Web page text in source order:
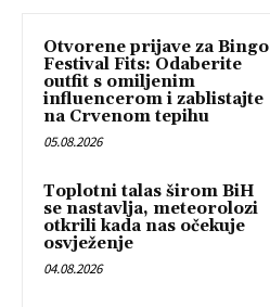
Otvorene prijave za Bingo
Festival Fits: Odaberite
outfit s omiljenim
influencerom i zablistajte
na Crvenom tepihu
05.08.2026
Toplotni talas širom BiH
se nastavlja, meteorolozi
otkrili kada nas očekuje
osvježenje
04.08.2026